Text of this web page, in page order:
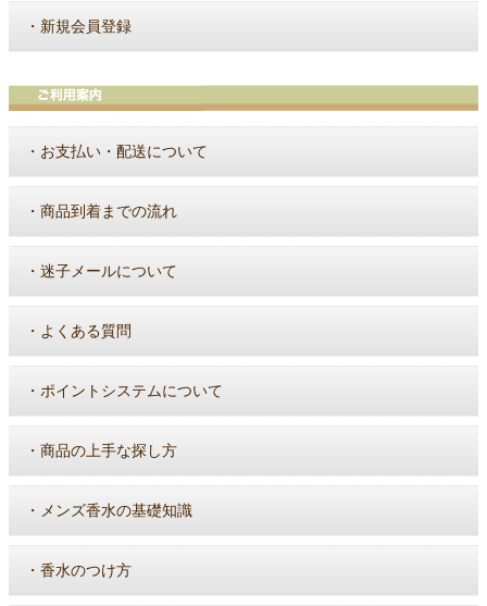
・ 新規会員登録
・ お支払い・配送について
・ 商品到着までの流れ
・ 迷子メールについて
・ よくある質問
・ ポイントシステムについて
・ 商品の上手な探し方
・ メンズ香水の基礎知識
・ 香水のつけ方